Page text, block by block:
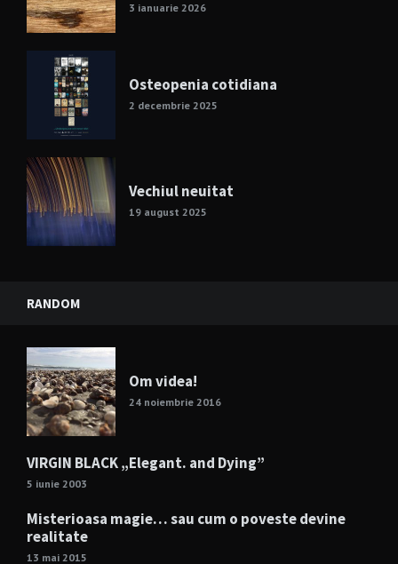
3 ianuarie 2026
Osteopenia cotidiana
2 decembrie 2025
Vechiul neuitat
19 august 2025
RANDOM
Om videa!
24 noiembrie 2016
VIRGIN BLACK „Elegant. and Dying”
5 iunie 2003
Misterioasa magie… sau cum o poveste devine
realitate
13 mai 2015